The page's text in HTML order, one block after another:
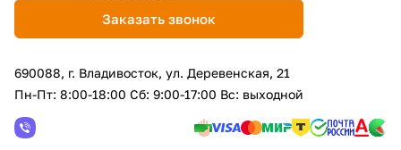
Заказать звонок
690088, г. Владивосток, yл. Деревенская, 21
Пн-Пт: 8:00-18:00 Сб: 9:00-17:00 Вс: выходной